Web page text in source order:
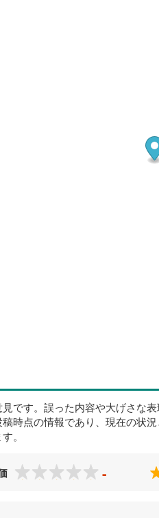
です。誤った内容や大げさな
時点の情報であり、現在の状
。
-